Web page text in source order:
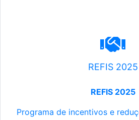
REFIS 2025
REFIS 2025
Programa de incentivos e